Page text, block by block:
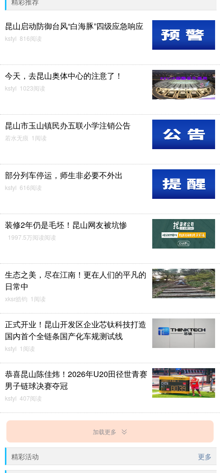
昆山启动防御台风“白海豚”四级应急响应
kstyl 816阅读
今天，去昆山奥体中心的注意了！
kstyl 1023阅读
昆山市玉山镇民办五联小学注销公告
若水无痕 1阅读
部分列车停运，师生非必要不外出
kstyl 616阅读
装修2年仍是毛坯！昆山网友被坑惨
1997.5万阅读阅读
生态之美，尽在江南！更在人们的平凡的
日常中
xksr皓钧 1阅读
正式开业！昆山开发区企业芯钛科技打造
国内首个全链条国产化车规测试线
kstyl 1阅读
恭喜昆山陈佳炜！2026年U20田径世青赛
男子链球决赛夺冠
kstyl 407阅读
加载更多
精彩活动 更多